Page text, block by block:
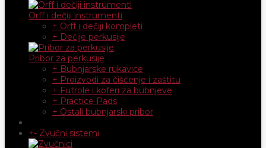
Orff i dečiji instrumenti
+ Orff i dečiji kompleti
+ Dečije perkusije
Pribor za perkusije
+ Bubnjarske rukavice
+ Proizvodi za čišćenje i zaštitu
+ Futrole i koferi za bubnjeve
+ Practice Pads
+ Ostali bubnjarski pribor
+- Zvučni sistemi